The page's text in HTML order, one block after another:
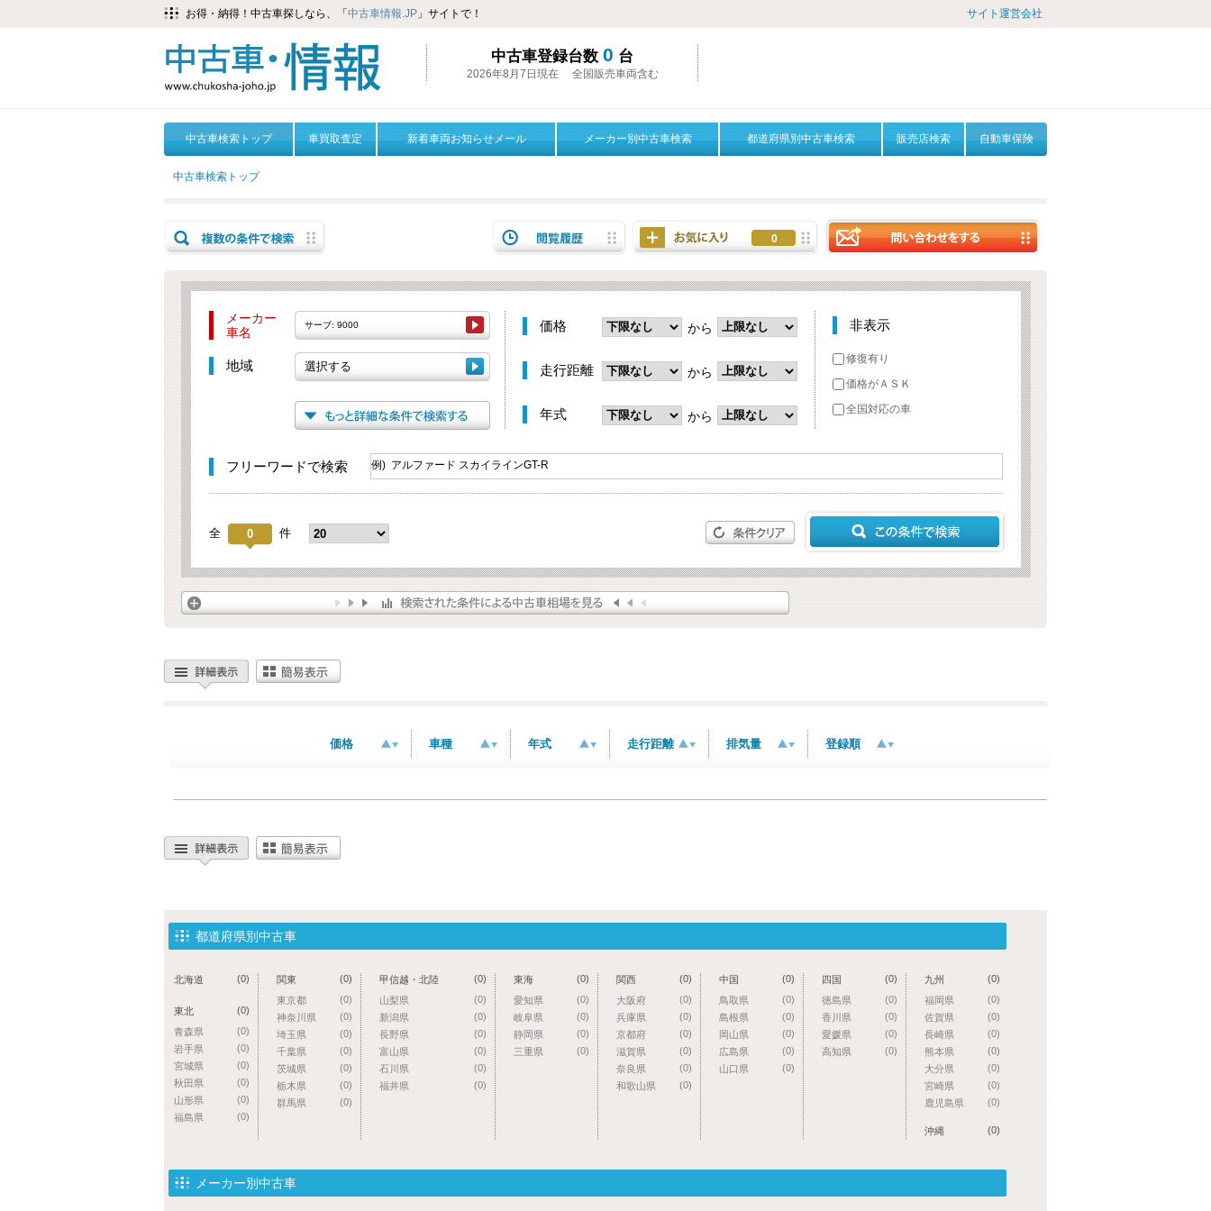
サイト運営会社
お得・納得！中古車探しなら、「 中古車情報.JP 」サイトで！
中古車登録台数 0 台
2026年8月7日現在 全国販売車両含む
中古車検索トップ 車買取査定 新着車両お知らせメール メーカー別中古車検索 都道府県別中古車検索 販売店検索 自動車保険
中古車検索トップ
0
メーカー
車名
サーブ: 9000
地域 選択する
価格 から
走行距離 から
年式 から
非表示
修復有り
価格がＡＳＫ
全国対応の車
フリーワードで検索
全 0 件
価格 車種 年式 走行距離 排気量 登録順
都道府県別中古車
(0)
北海道
(0)
東北
(0)
青森県
(0)
岩手県
(0)
宮城県
(0)
秋田県
(0)
山形県
(0)
福島県
(0)
関東
(0)
東京都
(0)
神奈川県
(0)
埼玉県
(0)
千葉県
(0)
茨城県
(0)
栃木県
(0)
群馬県
(0)
甲信越・北陸
(0)
山梨県
(0)
新潟県
(0)
長野県
(0)
富山県
(0)
石川県
(0)
福井県
(0)
東海
(0)
愛知県
(0)
岐阜県
(0)
静岡県
(0)
三重県
(0)
関西
(0)
大阪府
(0)
兵庫県
(0)
京都府
(0)
滋賀県
(0)
奈良県
(0)
和歌山県
(0)
中国
(0)
鳥取県
(0)
島根県
(0)
岡山県
(0)
広島県
(0)
山口県
(0)
四国
(0)
徳島県
(0)
香川県
(0)
愛媛県
(0)
高知県
(0)
九州
(0)
福岡県
(0)
佐賀県
(0)
長崎県
(0)
熊本県
(0)
大分県
(0)
宮崎県
(0)
鹿児島県
(0)
沖縄
メーカー別中古車